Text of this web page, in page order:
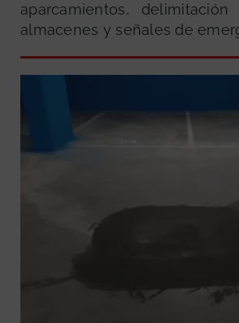
aparcamientos,
almacenes y señales de